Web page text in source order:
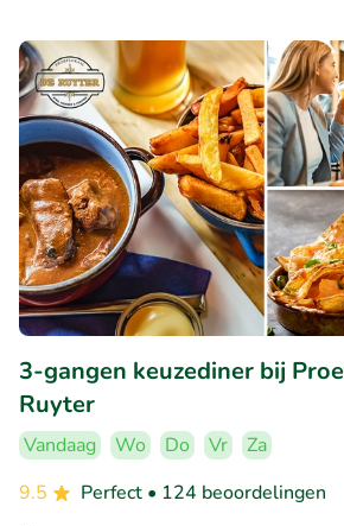
3-gangen keuzediner bij
Ruyter
Vandaag Wo Do Vr
Za
9.5
Perfect • 124 beoordelingen